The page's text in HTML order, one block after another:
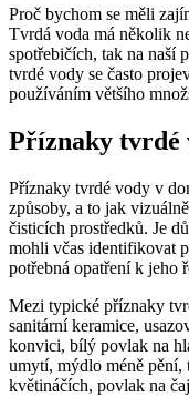
Proč bychom se měli
Tvrdá voda má několik
spotřebičích, tak na naší
tvrdé vody se často
používáním většího
Příznaky tvrdé
Příznaky tvrdé vody v
způsoby, a to jak
čisticích prostředků. Je
mohli včas identifikovat
potřebná opatření k jeho
Mezi typické příznaky
sanitární keramice,
konvici, bílý povlak na
umytí, mýdlo méně pění,
květináčích, povlak na